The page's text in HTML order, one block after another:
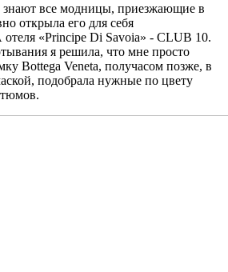
знают все модницы, приезжающие в
открыла его для себя
«Principe Di Savoia» - CLUB 10.
я решила, что мне просто
Bottega Veneta, получасом позже, в
подобрала нужные по цвету